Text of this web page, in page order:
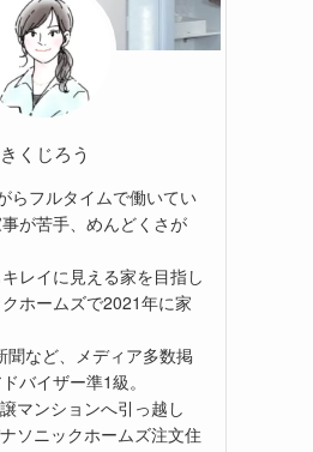
きくじろう
らフルタイムで働いてい
が苦手、めんどくさが
レイに見える家を目指し
ホームズで2021年に家
聞など、メディア多数掲
バイザー準1級。
マンションへ引っ越し
ソニックホームズ注文住